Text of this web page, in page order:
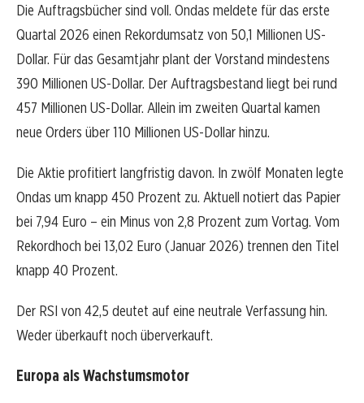
Die Auftragsbücher sind voll. Ondas meldete für das erste
Quartal 2026 einen Rekordumsatz von 50,1 Millionen US-
Dollar. Für das Gesamtjahr plant der Vorstand mindestens
390 Millionen US-Dollar. Der Auftragsbestand liegt bei rund
457 Millionen US-Dollar. Allein im zweiten Quartal kamen
neue Orders über 110 Millionen US-Dollar hinzu.
Die Aktie profitiert langfristig davon. In zwölf Monaten legte
Ondas um knapp 450 Prozent zu. Aktuell notiert das Papier
bei 7,94 Euro – ein Minus von 2,8 Prozent zum Vortag. Vom
Rekordhoch bei 13,02 Euro (Januar 2026) trennen den Titel
knapp 40 Prozent.
Der RSI von 42,5 deutet auf eine neutrale Verfassung hin.
Weder überkauft noch überverkauft.
Europa als Wachstumsmotor